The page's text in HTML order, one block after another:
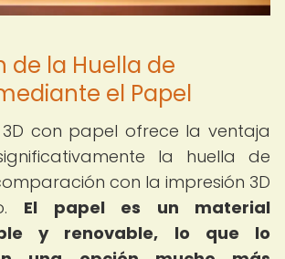
de la Huella de
el Papel
3D con papel ofrece la ventaja
la huella de
con la impresión 3D
El papel es un material
y renovable, lo que lo